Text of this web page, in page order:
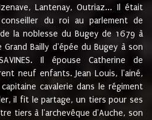
Lantenay, Outriaz... Il était
du roi au parlement de
la noblesse du Bugey de 1679 à
Bailly d'épée du Bugey à son
Il épouse Catherine de
neuf enfants. Jean Louis, l'ainé,
cavalerie dans le régiment
il fit le partage, un tiers pour ses
tiers à l'archevêque d'Auche, son